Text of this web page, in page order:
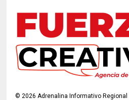
©2026 Adrenalina Informativo Regional